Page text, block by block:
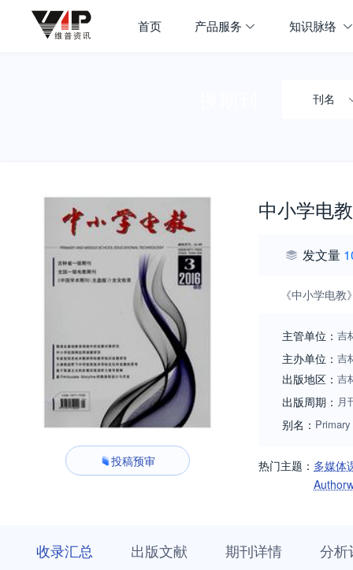
首页 产品服务 知识脉络
刊名
投稿预审
中小学电
发文量
《中小学电
主管单位： 吉
主办单位： 吉
出版地区： 吉
出版周期： 月
别名：
热门主题： 多媒体
收录汇总 出版文献 期刊详情 分析